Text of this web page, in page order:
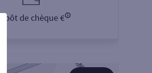
Dépôt de chèque €